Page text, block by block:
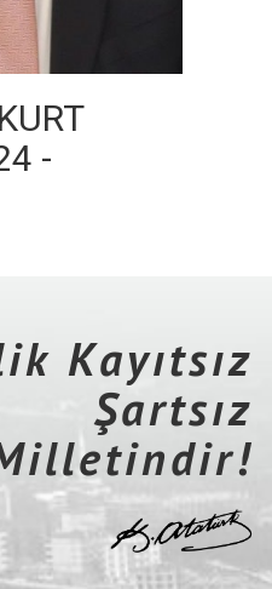
-
Kayıtsız
Şartsız